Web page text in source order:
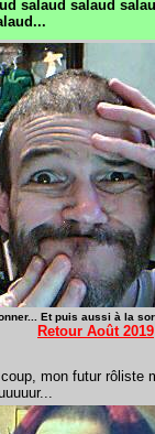
salaud salaud
Et puis aussi à la
Retour Août 2019
mon futur rôliste